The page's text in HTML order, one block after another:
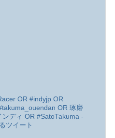
OR #indyjp OR
OR 琢磨
ディ OR #SatoTakuma -
ツイート